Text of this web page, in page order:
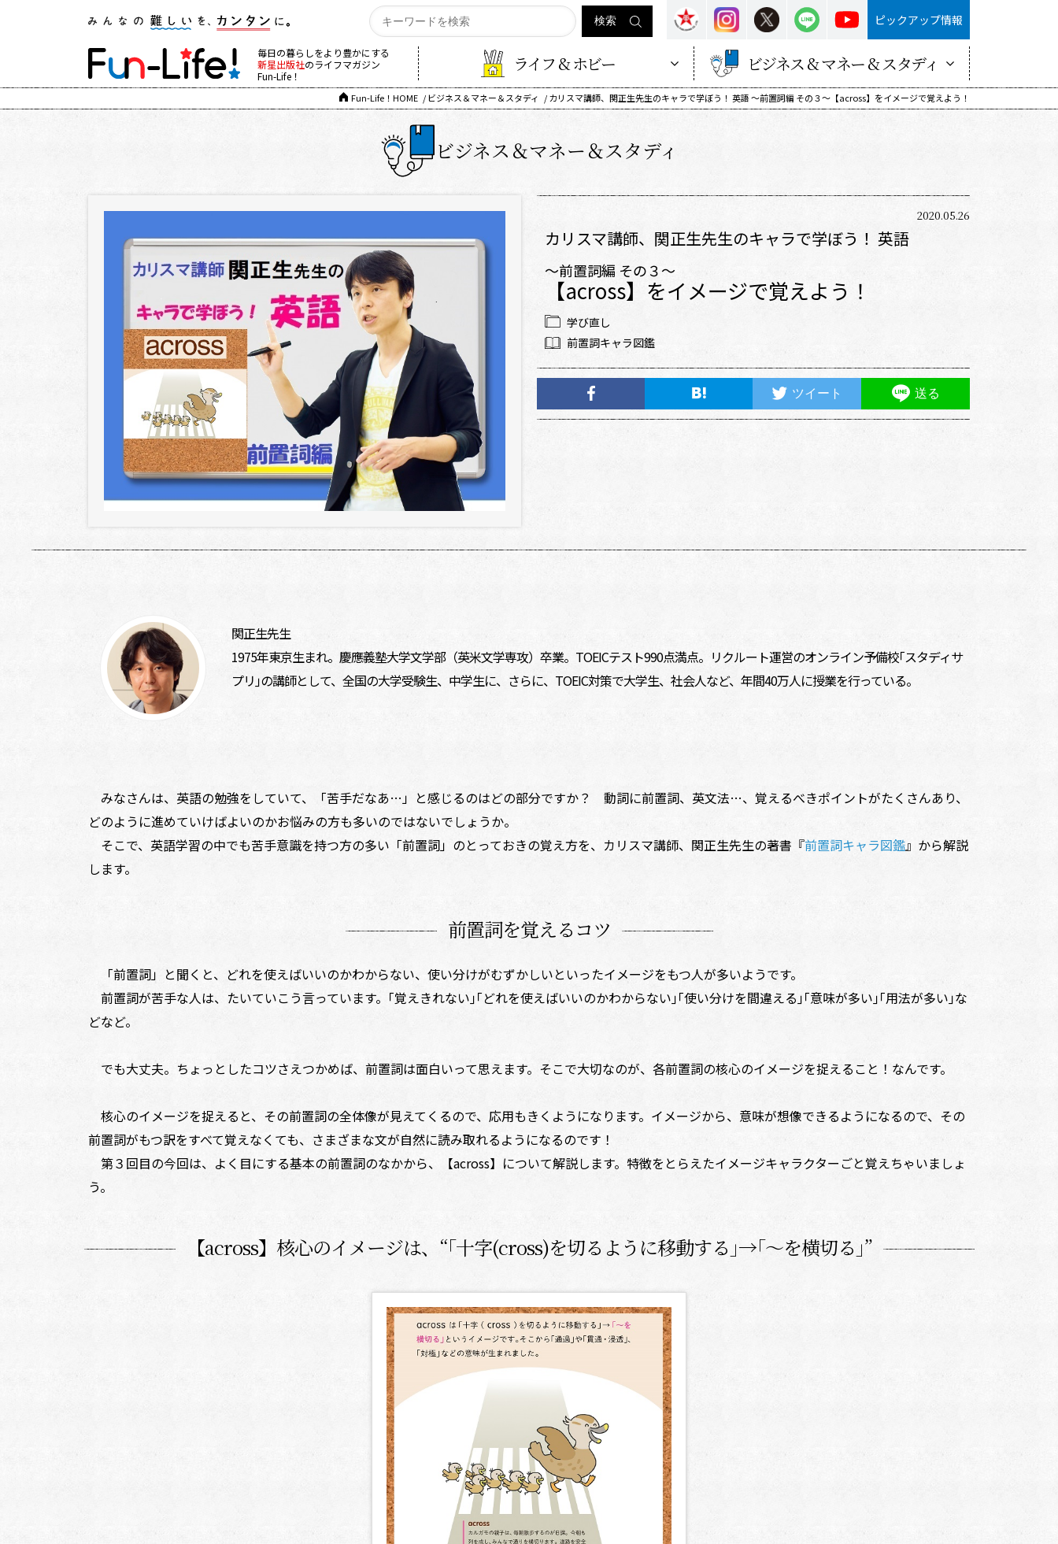
ピックアップ情報
毎日の暮らしをより豊かにする
新星出版社のライフマガジン
Fun-Life！
ライフ & ホビー ビジネス & マネー & スタディ
Fun-Life！HOME ビジネス＆マネー＆スタディ カリスマ講師、関正生先生のキャラで学ぼう！ 英語 ～前置詞編 その３～【across】をイメージで覚えよう！
ビジネス＆マネー＆スタディ
2020.05.26
カリスマ講師、関正生先生のキャラで学ぼう！ 英語
～前置詞編 その３～
【across】をイメージで覚えよう！
学び直し
前置詞キャラ図鑑
ツイート 送る
関正生先生
1975年東京生まれ。慶應義塾大学文学部（英米文学専攻）卒業。TOEICテスト990点満点。リクルート運営のオンライン予備校｢スタディサ
プリ｣の講師として、全国の大学受験生、中学生に、さらに、TOEIC対策で大学生、社会人など、年間40万人に授業を行っている。
みなさんは、英語の勉強をしていて、「苦手だなあ…」と感じるのはどの部分ですか？ 動詞に前置詞、英文法…、覚えるべきポイントがたくさんあり、
どのように進めていけばよいのかお悩みの方も多いのではないでしょうか。
そこで、英語学習の中でも苦手意識を持つ方の多い「前置詞」のとっておきの覚え方を、カリスマ講師、関正生先生の著書『前置詞キャラ図鑑』から解説
します。
前置詞を覚えるコツ
「前置詞」と聞くと、どれを使えばいいのかわからない、使い分けがむずかしいといったイメージをもつ人が多いようです。
前置詞が苦手な人は、たいていこう言っています。｢覚えきれない｣｢どれを使えばいいのかわからない｣｢使い分けを間違える｣｢意味が多い｣｢用法が多い｣な
どなど。
でも大丈夫。ちょっとしたコツさえつかめば、前置詞は面白いって思えます。そこで大切なのが、各前置詞の核心のイメージを捉えること！なんです。
核心のイメージを捉えると、その前置詞の全体像が見えてくるので、応用もきくようになります。イメージから、意味が想像できるようになるので、その
前置詞がもつ訳をすべて覚えなくても、さまざまな文が自然に読み取れるようになるのです！
第３回目の今回は、よく目にする基本の前置詞のなかから、【across】について解説します。特徴をとらえたイメージキャラクターごと覚えちゃいましょ
う。
【across】核心のイメージは、“｢十字(cross)を切るように移動する｣→｢～を横切る｣”